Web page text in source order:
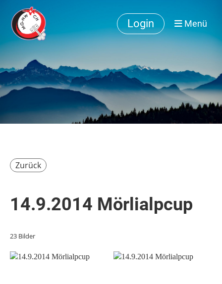
Login Menü
Zurück
14.9.2014 Mörlialpcup
23 Bilder